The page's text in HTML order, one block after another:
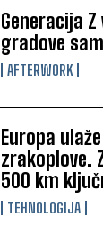
Generacija
gradove
AFTERWORK
Europa
zrakoplove.
500 km
TEHNOLOGIJA